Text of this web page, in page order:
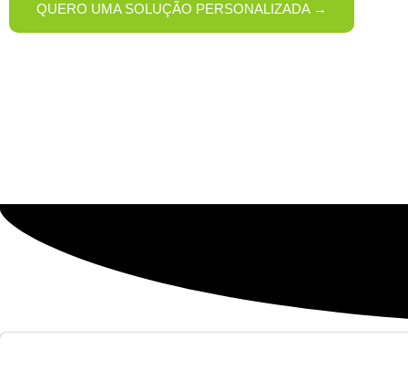
QUERO UMA SOLUÇÃO PERSONALIZADA →